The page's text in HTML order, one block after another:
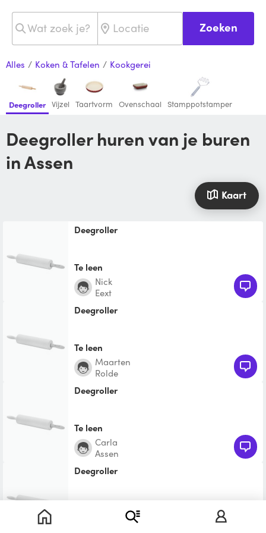
Zoeken
Alles / Koken & Tafelen / Kookgerei
Deegroller Vijzel Taartvorm Ovenschaal Stamppotstamper
Deegroller huren van je buren
in Assen
Kaart
Deegroller
Te leen
Nick
Eext
Deegroller
Te leen
Maarten
Rolde
Deegroller
Te leen
Carla
Assen
Deegroller
margreet